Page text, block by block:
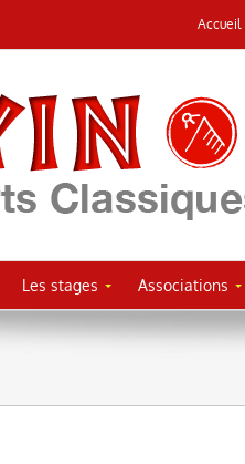
Accueil
Les stages Associations